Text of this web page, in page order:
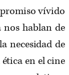
vívido
nos hablan de
necesidad de
en el cine